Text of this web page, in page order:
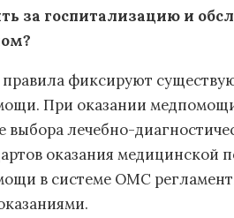
за госпитализацию и
фиксируют
При оказании
выбора лечебно-
оказания медицинской
в системе ОМС